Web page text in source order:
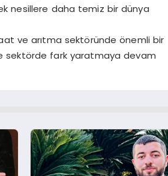
nesillere daha temiz bir dünya
ve arıtma sektöründe önemli bir
sektörde fark yaratmaya devam